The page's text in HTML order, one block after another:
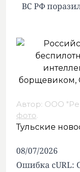
ВС РФ
Автор: ООО
фото.
Тульские
08/07/2026
Ошибка cURL: